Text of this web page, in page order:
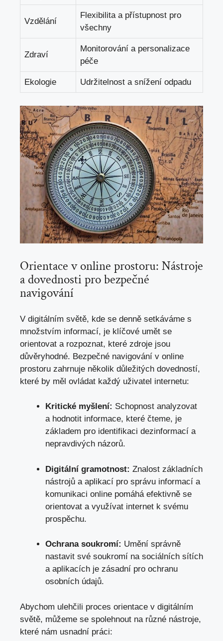
Vzdělání
Flexibilita a přístupnost pro
všechny
Zdraví
Monitorování a personalizace
péče
Ekologie Udržitelnost a snížení odpadu
Orientace v online prostoru: Nástroje
a dovednosti pro bezpečné
navigování
V digitálním světě, kde se denně setkáváme s
množstvím informací, je klíčové umět se
orientovat a rozpoznat, které zdroje jsou
důvěryhodné. Bezpečné navigování v online
prostoru zahrnuje několik důležitých dovedností,
které by měl ovládat každý uživatel internetu:
Kritické myšlení: Schopnost analyzovat
a hodnotit informace, které čteme, je
základem pro identifikaci dezinformací a
nepravdivých názorů.
Digitální gramotnost: Znalost základních
nástrojů a aplikací pro správu informací a
komunikaci online pomáhá efektivně se
orientovat a využívat internet k svému
prospěchu.
Ochrana soukromí: Umění správně
nastavit své soukromí na sociálních sítích
a aplikacích je zásadní pro ochranu
osobních údajů.
Abychom ulehčili proces orientace v digitálním
světě, můžeme se spolehnout na různé nástroje,
které nám usnadní práci: